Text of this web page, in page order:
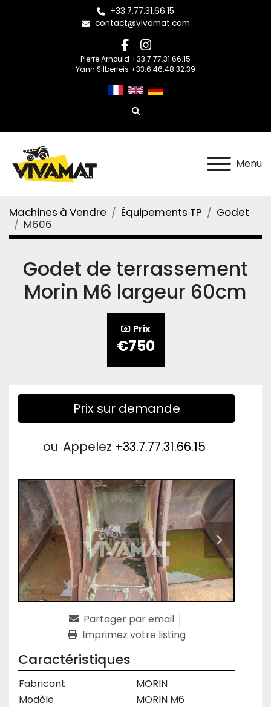
+33.7.77.31.66.15
contact@vivamat.com
facebook
instagram
Pierre Arnould +33.7.77.31.66.15
Yann Silberreis +33.6.46.48.32.39
Rechercher
Menu
Machines à Vendre Équipements TP
Godet
M606
Godet de terrassement
Morin M6 largeur 60cm
Prix
€750
Prix sur demande
ou Appelez +33.7.77.31.66.15
Partager par email
Imprimez votre listing
Caractéristiques
Fabricant
MORIN
Modèle
MORIN M6